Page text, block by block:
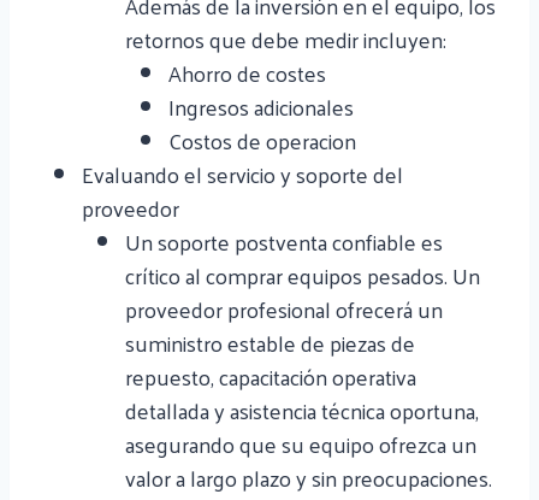
retornos que debe medir incluyen:
Ahorro de costes
Ingresos adicionales
Costos de operacion
Evaluando el servicio y soporte del
proveedor
Un soporte postventa confiable es
crítico al comprar equipos pesados. Un
proveedor profesional ofrecerá un
suministro estable de piezas de
repuesto, capacitación operativa
detallada y asistencia técnica oportuna,
asegurando que su equipo ofrezca un
valor a largo plazo y sin preocupaciones.